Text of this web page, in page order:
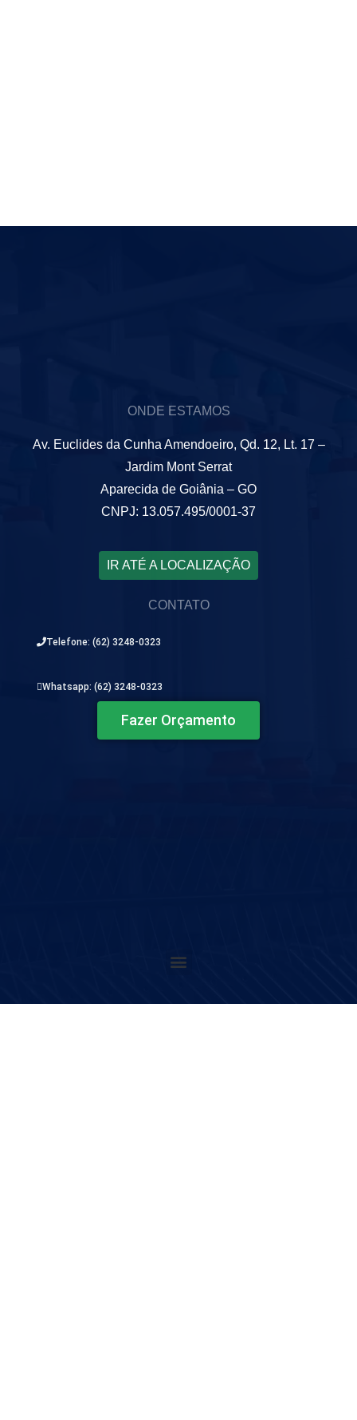
ONDE ESTAMOS
Av. Euclides da Cunha Amendoeiro, Qd. 12, Lt. 17 –
Jardim Mont Serrat
Aparecida de Goiânia – GO
CNPJ: 13.057.495/0001-37
IR ATÉ A LOCALIZAÇÃO
CONTATO
Telefone: (62) 3248-0323
Whatsapp: (62) 3248-0323
Fazer Orçamento